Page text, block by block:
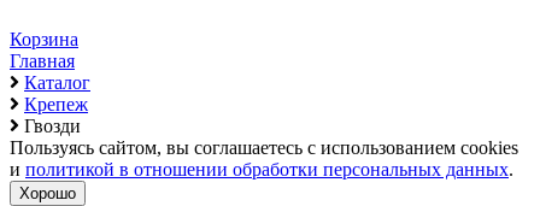
Корзина
Главная
Каталог
Крепеж
Гвозди
Пользуясь сайтом, вы соглашаетесь с использованием cookies
и политикой в отношении обработки персональных данных.
Хорошо